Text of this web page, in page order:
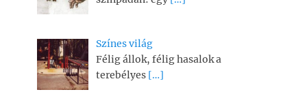
Színes világ
Félig állok, félig hasalok a
terebélyes […]